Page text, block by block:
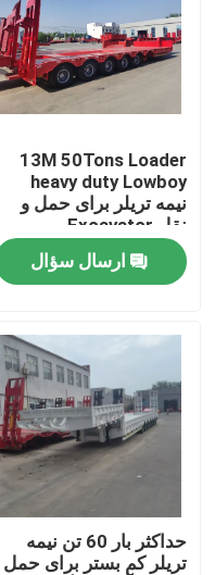
محصولات
فیلم های
درباره ما
تور کارخانه
کنترل کیفیت
با ما تماس بگیرید
درخواست نقل قول
کامیون های زباله
کامیون های تخلیه
13M 50Tons Loader
heavy duty Lowboy
نیمه تریلر برای حمل و
نقل Excavator
Gooseneck 3 محور
بستر پایینارسال سؤال
حداکثر بار 60 تن نیمه
تریلر کم بستر برای حمل